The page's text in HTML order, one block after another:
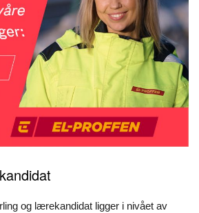
og lærekandidat ligger i nivået av